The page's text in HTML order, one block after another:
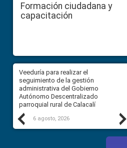
Formación ciudadana y
capacitación
Previous
Veeduría para realizar el
seguimiento de la gestión
administrativa del Gobierno
Autónomo Descentralizado
parroquial rural de Calacalí
6 agosto, 2026